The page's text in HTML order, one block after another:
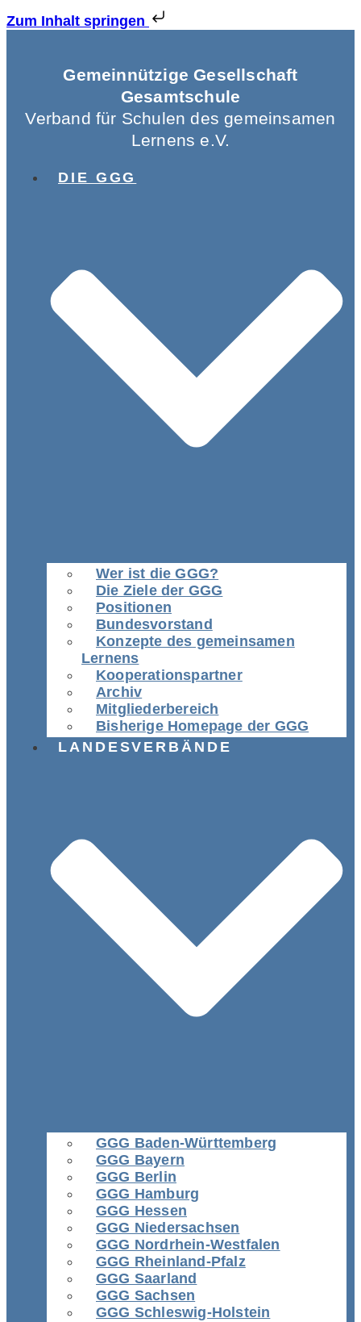
Zum Inhalt springen
Gemeinnützige Gesellschaft
Gesamtschule
Verband für Schulen des gemeinsamen
Lernens e.V.
DIE GGG
Wer ist die GGG?
Die Ziele der GGG
Positionen
Bundesvorstand
Konzepte des gemeinsamen
Lernens
Kooperationspartner
Archiv
Mitgliederbereich
Bisherige Homepage der GGG
LANDESVERBÄNDE
GGG Baden-Württemberg
GGG Bayern
GGG Berlin
GGG Hamburg
GGG Hessen
GGG Niedersachsen
GGG Nordrhein-Westfalen
GGG Rheinland-Pfalz
GGG Saarland
GGG Sachsen
GGG Schleswig-Holstein